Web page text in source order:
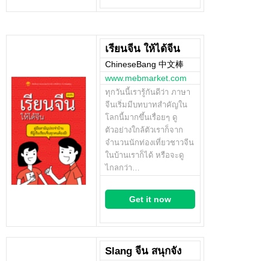
เรียนจีน ให้ได้จีน
ChineseBang 中文棒
www.mebmarket.com
ทุกวันนี้เรารู้กันดีว่า ภาษา
จีนเริ่มมีบทบาทสำคัญใน
โลกนี้มากขึ้นเรื่อยๆ ดู
ตัวอย่างใกล้ตัวเราก็จาก
จำนวนนักท่องเที่ยวชาวจีน
ในบ้านเราก็ได้ หรือจะดู
ไกลกว่า…
Get it now
Slang จีน สนุกจัง